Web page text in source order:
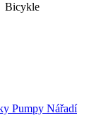
Bicykle
Pumpy Nářadí